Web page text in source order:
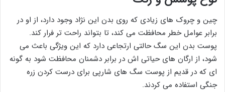
چین و چروک های زیادی که روی بدن این نژاد وجود دارد، از او در
برابر عوامل خطر محافظت می کند، تا بتواند راحت تر فرار کند.
پوست بدن این سگ حالتی ارتجاعی دارد که این ویژگی باعث می
شود، از ارگان های حیاتی اش در برابر دشمنان محافظت شود به گونه
ای که در قدیم از پوست سگ های شارپی برای درست کردن زره
جنگی استفاده می کردند.